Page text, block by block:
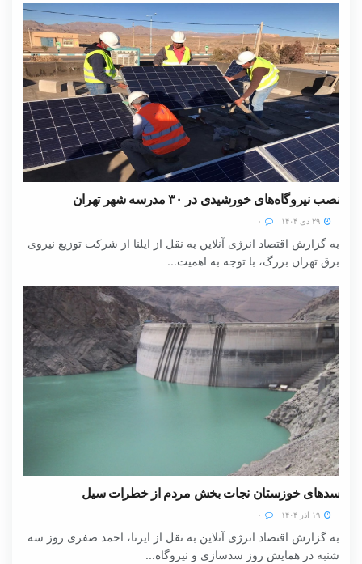
نصب نیروگاه‌های خورشیدی در ۳۰ مدرسه شهر تهران
به گزارش اقتصاد انرژی آنلاین به نقل از ایلنا از شرکت توزیع نیروی
برق تهران بزرگ، با توجه به اهمیت...
سدهای خوزستان نجات بخش مردم از خطرات سیل
به گزارش اقتصاد انرژی آنلاین به نقل از ایرنا، احمد صفری روز سه
شنبه در همایش روز سدسازی و نیروگاه...